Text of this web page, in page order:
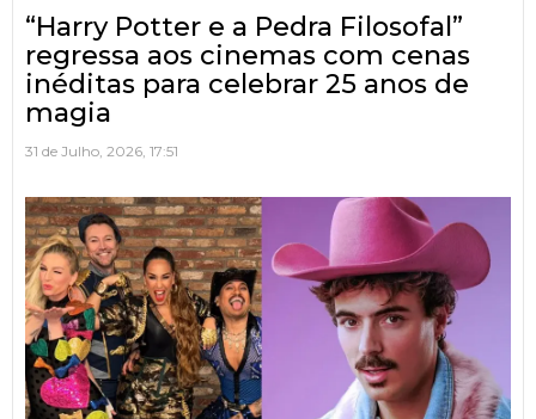
“Harry Potter e a Pedra Filosofal”
regressa aos cinemas com cenas
inéditas para celebrar 25 anos de
magia
31 de Julho, 2026, 17:51